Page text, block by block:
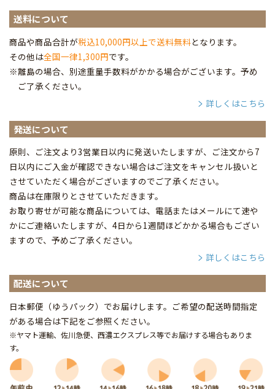
送料について
商品や商品合計が税込10,000円以上で送料無料となります。
その他は全国一律1,300円です。
※離島の場合、別途重量手数料がかかる場合がございます。予め
ご了承ください。
詳しくはこちら
発送について
原則、ご注文より3営業日以内に発送いたしますが、ご注文から7
日以内にご入金が確認できない場合はご注文をキャンセル扱いと
させていただく場合がございますのでご了承ください。
商品は在庫限りとさせていただきます。
お取り寄せが可能な商品については、電話またはメールにて速や
かにご連絡いたしますが、4日から1週間ほどかかる場合もござい
ますので、予めご了承ください。
詳しくはこちら
配送について
日本郵便（ゆうパック）でお届けします。ご希望の配送時間指定
がある場合は下記をご参照ください。
※ヤマト運輸、佐川急便、西濃エクスプレス等でお届けする場合もありま
す。